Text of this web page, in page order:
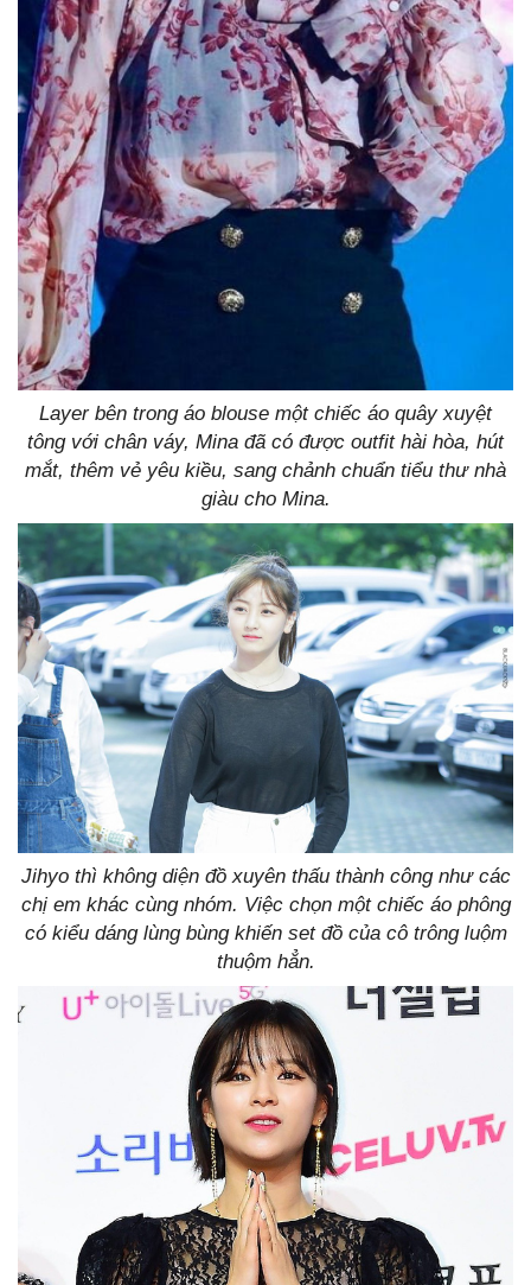
Layer bên trong áo blouse một chiếc áo quây xuyệt
tông với chân váy, Mina đã có được outfit hài hòa, hút
mắt, thêm vẻ yêu kiều, sang chảnh chuẩn tiểu thư nhà
giàu cho Mina.
Jihyo thì không diện đồ xuyên thấu thành công như các
chị em khác cùng nhóm. Việc chọn một chiếc áo phông
có kiểu dáng lùng bùng khiến set đồ của cô trông luộm
thuộm hẳn.